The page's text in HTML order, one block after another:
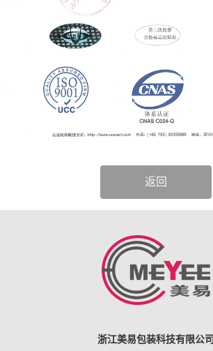
返回
浙江美易包装科技有限公司